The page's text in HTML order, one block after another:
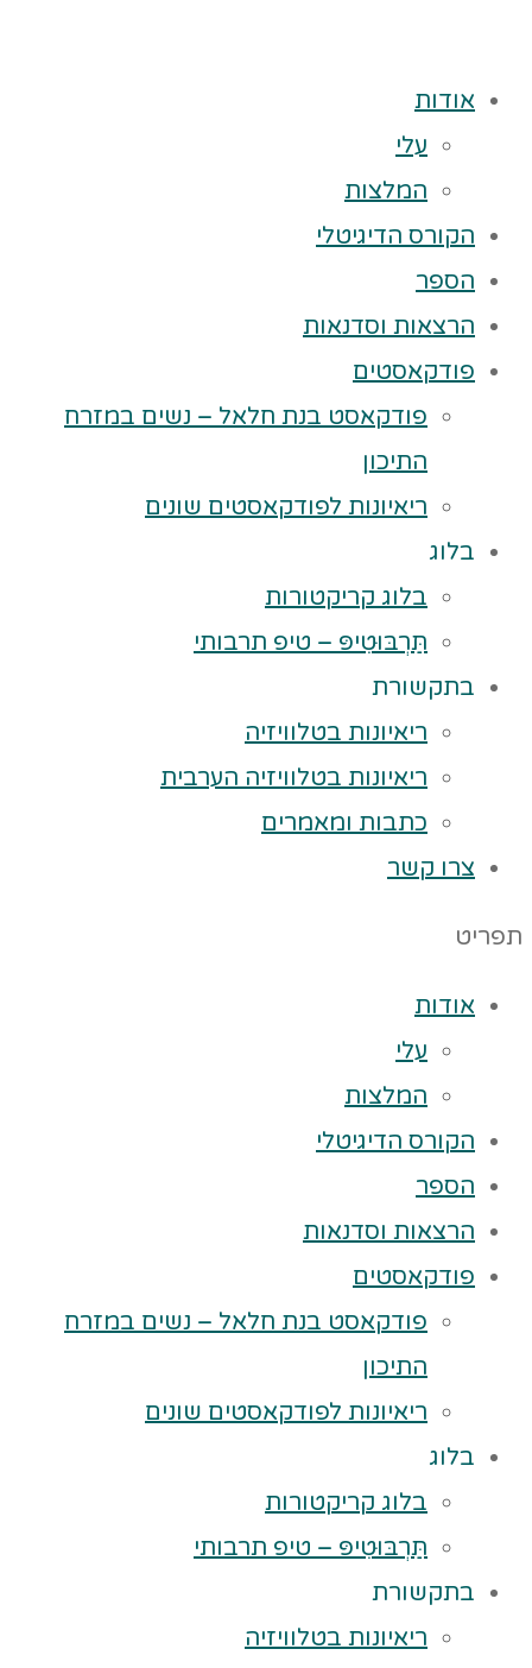
אודות
עלי
המלצות
הקורס הדיגיטלי
הספר
הרצאות וסדנאות
פודקאסטים
פודקאסט בנת חלאל – נשים במזרח
התיכון
ריאיונות לפודקאסטים שונים
בלוג
בלוג קריקטורות
תַּרְבּוּטִיפּ – טיפ תרבותי
בתקשורת
ריאיונות בטלוויזיה
ריאיונות בטלוויזיה הערבית
כתבות ומאמרים
צרו קשר
תפריט
אודות
עלי
המלצות
הקורס הדיגיטלי
הספר
הרצאות וסדנאות
פודקאסטים
פודקאסט בנת חלאל – נשים במזרח
התיכון
ריאיונות לפודקאסטים שונים
בלוג
בלוג קריקטורות
תַּרְבּוּטִיפּ – טיפ תרבותי
בתקשורת
ריאיונות בטלוויזיה